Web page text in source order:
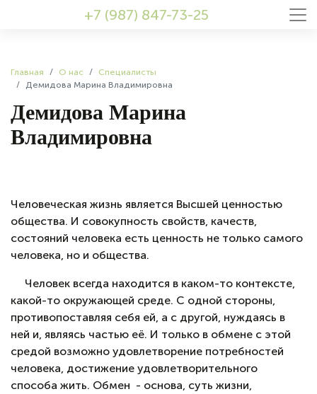
+7 (987) 847-73-25
Главная О нас
Специалисты
Демидова Марина Владимировна
Демидова Марина
Владимировна
Человеческая жизнь является Высшей ценностью
общества. И совокупность свойств, качеств,
состояний человека есть ценность не только самого
человека, но и общества.
Человек всегда находится в каком-то контексте,
какой-то окружающей среде. С одной стороны,
противопоставляя себя ей, а с другой, нуждаясь в
ней и, являясь частью её. И только в обмене с этой
средой возможно удовлетворение потребностей
человека, достижение удовлетворительного
способа жить. Обмен - основа, суть жизни,